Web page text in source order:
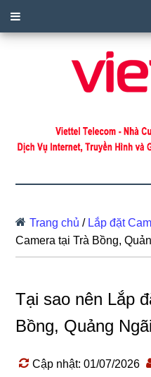
Trang chủ / Lắp đặt
Camera tại Trà Bồng,
Tại sao nên Lắp
Bồng, Quảng Ngãi
Cập nhật: 01/07/2026